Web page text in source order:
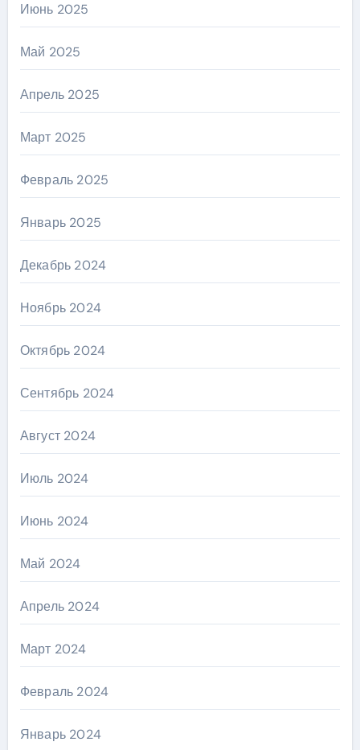
Июнь 2025
Май 2025
Апрель 2025
Март 2025
Февраль 2025
Январь 2025
Декабрь 2024
Ноябрь 2024
Октябрь 2024
Сентябрь 2024
Август 2024
Июль 2024
Июнь 2024
Май 2024
Апрель 2024
Март 2024
Февраль 2024
Январь 2024